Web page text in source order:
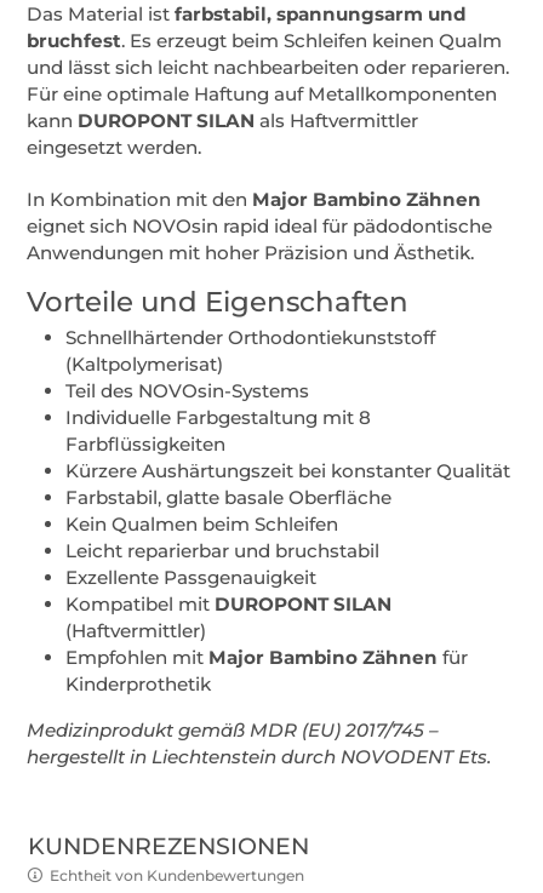
Das Material ist farbstabil, spannungsarm und
bruchfest. Es erzeugt beim Schleifen keinen Qualm
und lässt sich leicht nachbearbeiten oder reparieren.
Für eine optimale Haftung auf Metallkomponenten
kann DUROPONT SILAN als Haftvermittler
eingesetzt werden.
In Kombination mit den Major Bambino Zähnen
eignet sich NOVOsin rapid ideal für pädodontische
Anwendungen mit hoher Präzision und Ästhetik.
Vorteile und Eigenschaften
Schnellhärtender Orthodontiekunststoff
(Kaltpolymerisat)
Teil des NOVOsin-Systems
Individuelle Farbgestaltung mit 8
Farbflüssigkeiten
Kürzere Aushärtungszeit bei konstanter Qualität
Farbstabil, glatte basale Oberfläche
Kein Qualmen beim Schleifen
Leicht reparierbar und bruchstabil
Exzellente Passgenauigkeit
Kompatibel mit DUROPONT SILAN
(Haftvermittler)
Empfohlen mit Major Bambino Zähnen für
Kinderprothetik
Medizinprodukt gemäß MDR (EU) 2017/745 –
hergestellt in Liechtenstein durch NOVODENT Ets.
KUNDENREZENSIONEN
Echtheit von Kundenbewertungen